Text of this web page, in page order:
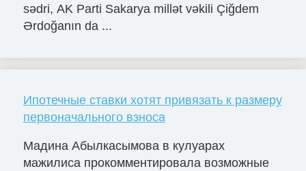
sədri, AK Parti Sakarya millət vəkili Çiğdem
Ərdoğanın da ...
Ипотечные ставки хотят привязать к размеру
первоначального взноса
Мадина Абылкасымова в кулуарах
мажилиса прокомментировала возможные